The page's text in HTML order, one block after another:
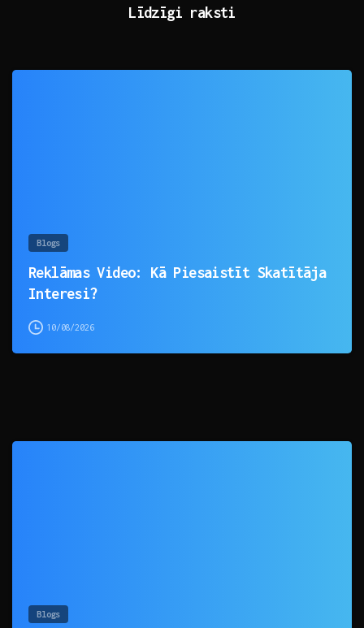
Līdzīgi raksti
Blogs
Reklāmas Video: Kā Piesaistīt Skatītāja
Interesi?
10/08/2026
Blogs